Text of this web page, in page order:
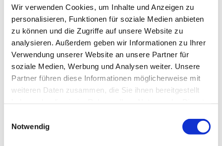
Wir verwenden Cookies, um Inhalte und Anzeigen zu
personalisieren, Funktionen für soziale Medien anbieten
zu können und die Zugriffe auf unsere Website zu
analysieren. Außerdem geben wir Informationen zu Ihrer
Verwendung unserer Website an unsere Partner für
soziale Medien, Werbung und Analysen weiter. Unsere
Partner führen diese Informationen möglicherweise mit
weiteren Daten zusammen, die Sie ihnen bereitgestellt
Notwendig
Januar 2013
mAIstack
KI-Agenten in 8 Wochen
produktiv.